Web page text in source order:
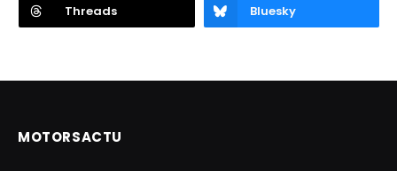
Threads Bluesky
MOTORSACTU